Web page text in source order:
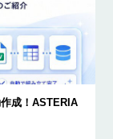
成！ASTERIA